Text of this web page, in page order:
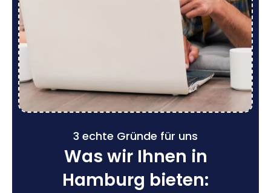
3 echte Gründe für uns
Was wir Ihnen in
Hamburg bieten: